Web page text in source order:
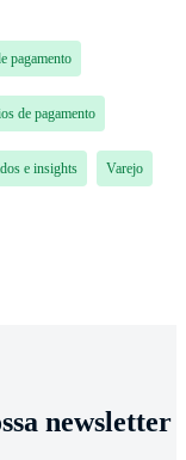
pagamento
de pagamento
e insights Varejo
newsletter